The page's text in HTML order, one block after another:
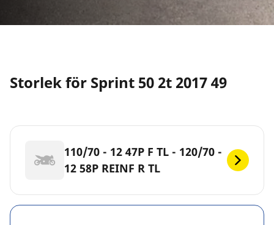
Storlek för Sprint 50 2t 2017 49
110/70 - 12 47P F TL - 120/70 -
12 58P REINF R TL